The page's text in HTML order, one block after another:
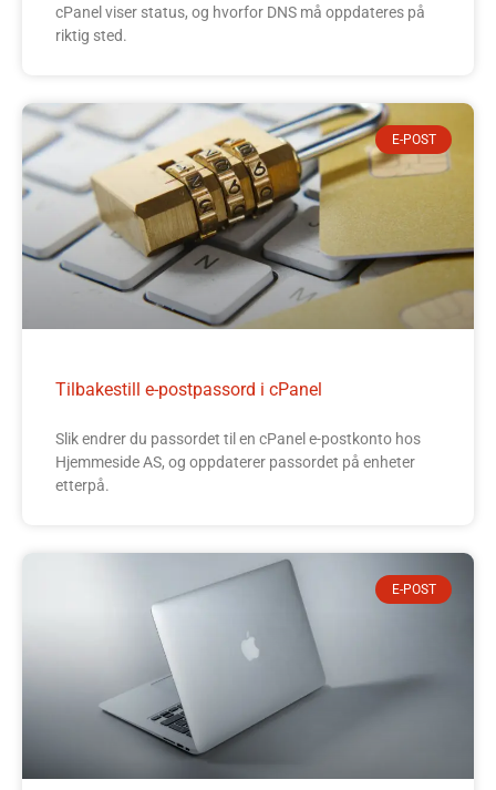
cPanel viser status, og hvorfor DNS må oppdateres på
riktig sted.
E-POST
Tilbakestill e-postpassord i cPanel
Slik endrer du passordet til en cPanel e-postkonto hos
Hjemmeside AS, og oppdaterer passordet på enheter
etterpå.
E-POST